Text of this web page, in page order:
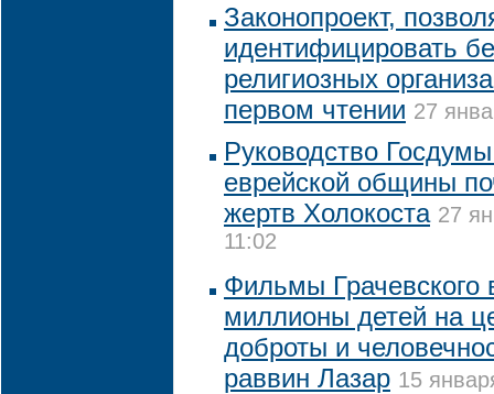
Законопроект,
идентифицировать
религиозных
первом чтении 27
Руководство
еврейской общины
жертв Холокоста 27
11:02
Фильмы Грачевского
миллионы детей на
доброты и
раввин Лазар 15